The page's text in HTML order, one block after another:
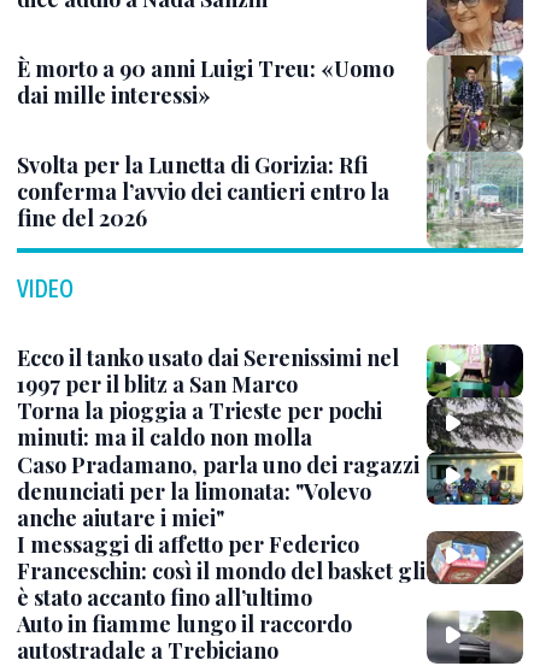
È morto a 90 anni Luigi Treu: «Uomo
dai mille interessi»
Svolta per la Lunetta di Gorizia: Rfi
conferma l’avvio dei cantieri entro la
fine del 2026
VIDEO
Ecco il tanko usato dai Serenissimi nel
1997 per il blitz a San Marco
Torna la pioggia a Trieste per pochi
minuti: ma il caldo non molla
Caso Pradamano, parla uno dei ragazzi
denunciati per la limonata: "Volevo
anche aiutare i miei"
I messaggi di affetto per Federico
Franceschin: così il mondo del basket gli
è stato accanto fino all’ultimo
Auto in fiamme lungo il raccordo
autostradale a Trebiciano